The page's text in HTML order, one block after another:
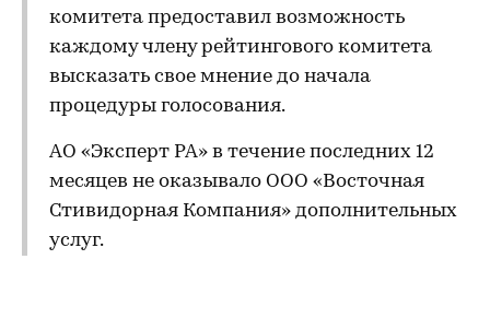
комитета предоставил возможность
каждому члену рейтингового комитета
высказать свое мнение до начала
процедуры голосования.
АО «Эксперт РА» в течение последних 12
месяцев не оказывало ООО «Восточная
Стивидорная Компания» дополнительных
услуг.